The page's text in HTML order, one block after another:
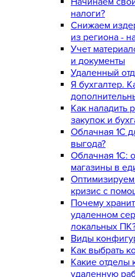
налоги?
Снижаем
из региона -
Учет
и документы
Удаленный
Я бухгалтер.
Как наладить
закупок и
Облачная 1С
выгода?
Облачная 1С:
магазины в
кризис с
Почему
удаленном
локальных
Виды
Как выбрать
Какие отделы
удаленную